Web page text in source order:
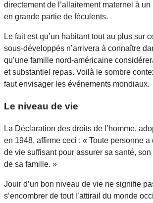
directement de l’allaitement maternel à
en grande partie de féculents.
Le fait est qu’un habitant tout au plus sur
sous-développés n’arrivera à connaître
qu’une famille nord-américaine
et substantiel repas. Voilà le sombre
faut envisager les événements mondiaux.
Le niveau de vie
La Déclaration des droits de l’homme,
en 1948, affirme ceci : « Toute personne a
de vie suffisant pour assurer sa santé,
de sa famille. »
Jouir d’un bon niveau de vie ne signifie
s’encombrer de tout l’attirail du monde